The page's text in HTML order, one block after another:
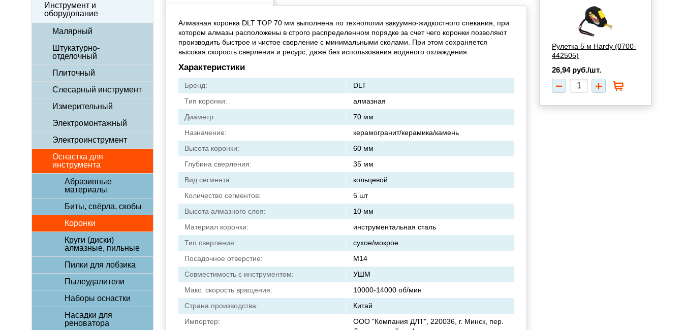
Инструмент и
оборудование
Малярный
Штукатурно-
отделочный
Плиточный
Слесарный инструмент
Измерительный
Электромонтажный
Электроинструмент
Оснастка для
инструмента
Абразивные
материалы
Биты, свёрла, скобы
Коронки
Круги (диски)
алмазные, пильные
Пилки для лобзика
Пылеудалители
Наборы оснастки
Насадки для
реноватора
Алмазная коронка DLT TOP 70 мм выполнена по технологии вакуумно-жидкостного спекания, при
котором алмазы расположены в строго распределенном порядке за счет чего коронки позволяют
производить быстрое и чистое сверление с минимальными сколами. При этом сохраняется
высокая скорость сверления и ресурс, даже без использования водяного охлаждения.
Характеристики
Бренд:
DLT
Тип коронки:
алмазная
Диаметр:
70 мм
Назначение:
керамогранит/керамика/камень
Высота коронки:
60 мм
Глубина сверления:
35 мм
Вид сегмента:
кольцевой
Количество сегментов:
5 шт
Высота алмазного слоя:
10 мм
Материал коронки:
инструментальная сталь
Тип сверления:
сухое/мокрое
Посадочное отверстие:
М14
Совместимость с инструментом:
УШМ
Макс. скорость вращения:
10000-14000 об/мин
Страна производства:
Китай
Импортер:
ООО "Компания ДЛТ", 220036, г. Минск, пер.
Рулетка 5 м Hardy (0700-
442505)
26,94 руб./шт.